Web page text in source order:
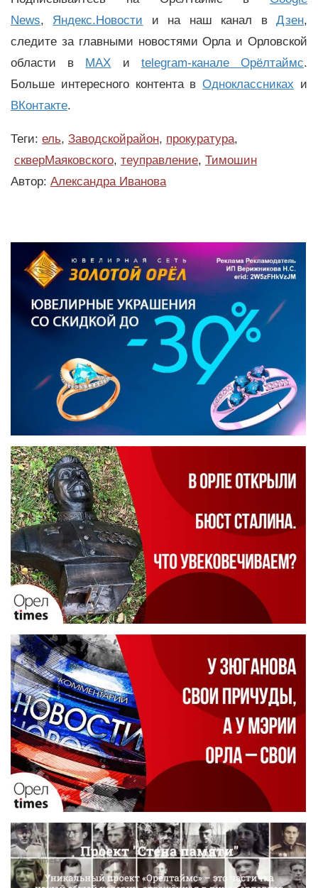
News, Яндекс.Новости и на наш канал вДзен,
следите за главными новостями Орла и Орловской
области в MAX и telegram-канале Орёлтаймс.
Больше интересного контента вОдноклассниках и
ВКонтакте.
Теги: ель, Заводскойрайон, прокуратура,
скверМаяковского, теуправление, Тимошин
Автор: Александра Иванова